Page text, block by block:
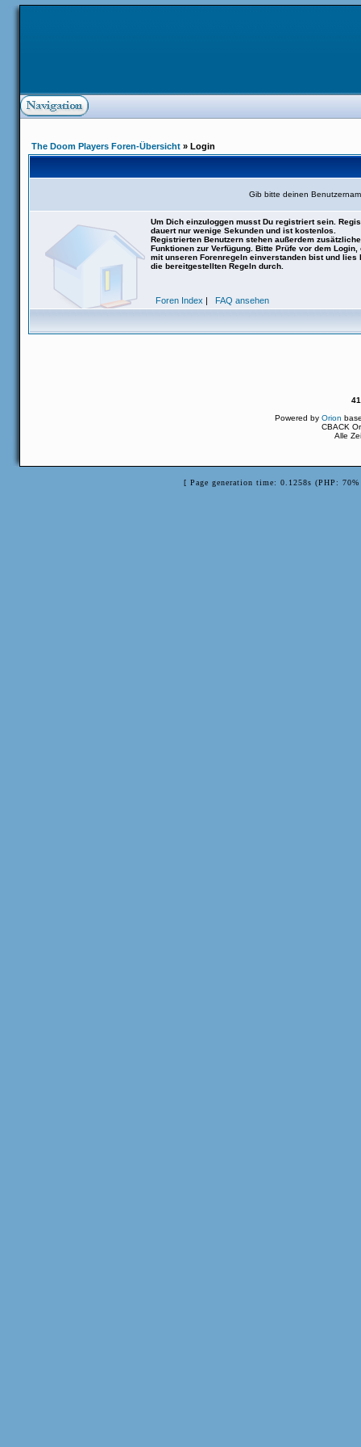
The Doom Players Foren-Übersicht » Login
Gib bitte deinen
Um Dich einzuloggen musst Du registriert sein.
dauert nur wenige Sekunden und ist kostenlos.
Registrierten Benutzern stehen außerdem zusätzliche
Funktionen zur Verfügung. Bitte Prüfe vor dem Login,
mit unseren Forenregeln einverstanden bist und lies
die bereitgestellten Regeln durch.
Foren Index | FAQ ansehen
Powered by Orion
CBACK
Alle
[ Page generation time: 0.1258s (PHP: